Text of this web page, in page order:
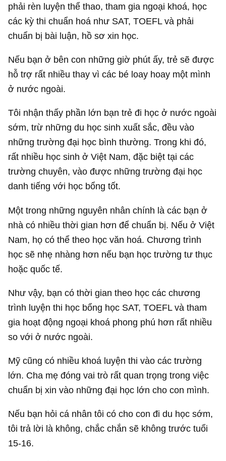
phải rèn luyện thể thao, tham gia ngoại khoá, học
các kỳ thi chuẩn hoá như SAT, TOEFL và phải
chuẩn bị bài luận, hồ sơ xin học.
Nếu bạn ở bên con những giờ phút ấy, trẻ sẽ được
hỗ trợ rất nhiều thay vì các bé loay hoay một mình
ở nước ngoài.
Tôi nhận thấy phần lớn bạn trẻ đi học ở nước ngoài
sớm, trừ những du học sinh xuất sắc, đều vào
những trường đại học bình thường. Trong khi đó,
rất nhiều học sinh ở Việt Nam, đặc biệt tại các
trường chuyên, vào được những trường đại học
danh tiếng với học bổng tốt.
Một trong những nguyên nhân chính là các bạn ở
nhà có nhiều thời gian hơn để chuẩn bị. Nếu ở Việt
Nam, họ có thể theo học văn hoá. Chương trình
học sẽ nhẹ nhàng hơn nếu bạn học trường tư thục
hoặc quốc tế.
Như vậy, bạn có thời gian theo học các chương
trình luyện thi học bổng học SAT, TOEFL và tham
gia hoạt động ngoại khoá phong phú hơn rất nhiều
so với ở nước ngoài.
Mỹ cũng có nhiều khoá luyện thi vào các trường
lớn. Cha mẹ đóng vai trò rất quan trọng trong việc
chuẩn bị xin vào những đại học lớn cho con mình.
Nếu bạn hỏi cá nhân tôi có cho con đi du học sớm,
tôi trả lời là không, chắc chắn sẽ không trước tuổi
15-16.